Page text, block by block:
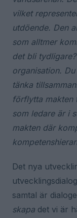
vilket
utdöende. Den
som alltmer
det bli
organisation.
tänka
förflytta makten
som ledare är i
makten där
Det nya
samtal är
skapa det vi är